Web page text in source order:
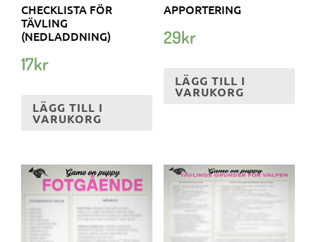
CHECKLISTA FÖR
TÄVLING
(NEDLADDNING)
17kr
LÄGG TILL I
VARUKORG
APPORTERING
29kr
LÄGG TILL I
VARUKORG